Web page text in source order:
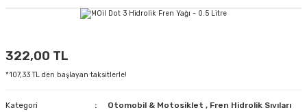
322,00 TL
*107,33 TL den başlayan taksitlerle!
Kategori Otomobil & Motosiklet , Fren Hidrolik Sıvıları